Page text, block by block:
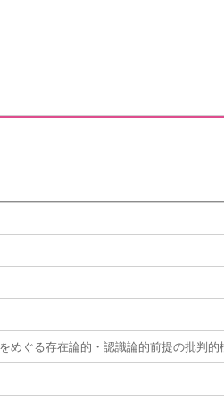
ぐる存在論的・認識論的前提の批判